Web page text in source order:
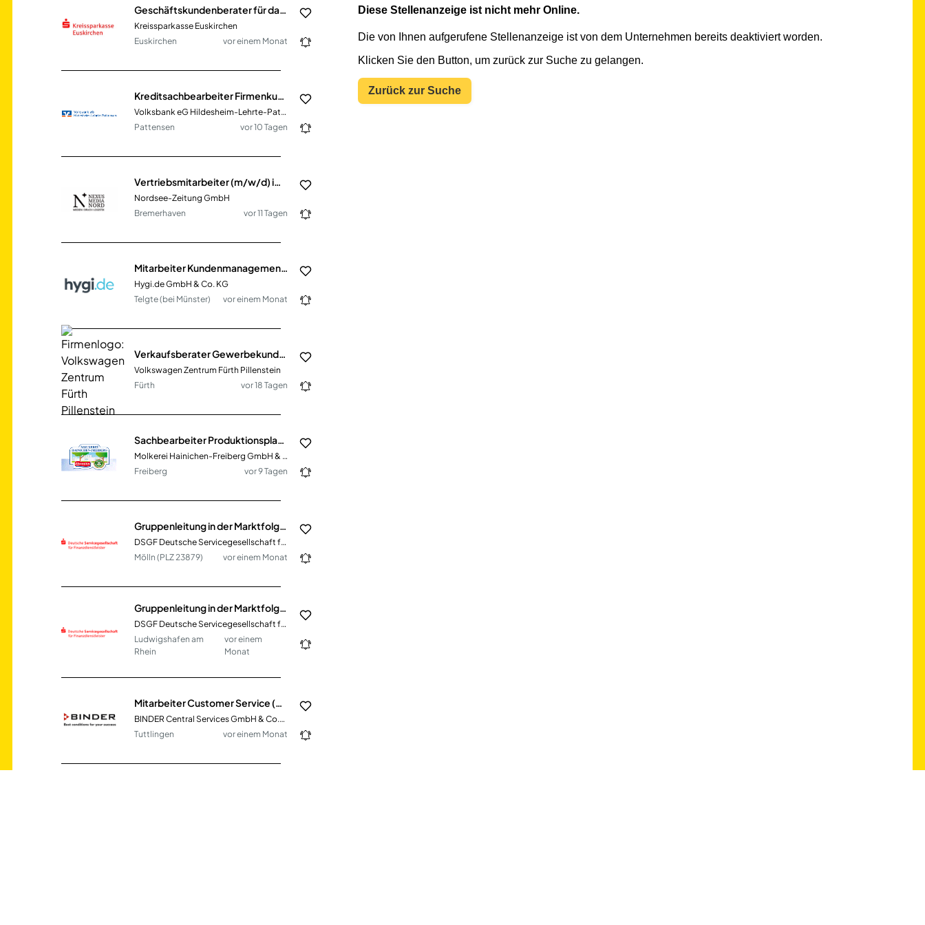
Geschäftskundenberater für das S-BusinessCenter (m/w/d)
Kreissparkasse Euskirchen
Euskirchen
vor einem Monat
Kreditsachbearbeiter Firmenkunden (m/w/d)
Volksbank eG Hildesheim-Lehrte-Pattensen
Pattensen
vor 10 Tagen
Vertriebsmitarbeiter (m/w/d) im B2B-Bereich
Nordsee-Zeitung GmbH
Bremerhaven
vor 11 Tagen
Mitarbeiter Kundenmanagement (m/w/d)
Hygi.de GmbH & Co. KG
Telgte (bei Münster)
vor einem Monat
Verkaufsberater Gewerbekunden (m/w/d)
Volkswagen Zentrum Fürth Pillenstein
Fürth
vor 18 Tagen
Sachbearbeiter Produktionsplanung und -steuerung B2B (m/w/d)
Molkerei Hainichen-Freiberg GmbH & Co. KG
Freiberg
vor 9 Tagen
Gruppenleitung in der Marktfolge Passiv (m/w/d) Vollzeit / Teilzeit
DSGF Deutsche Servicegesellschaft für Finanzdienstleister mbH
Mölln (PLZ 23879)
vor einem Monat
Gruppenleitung in der Marktfolge Passiv (m/w/d) Vollzeit / Teilzeit
DSGF Deutsche Servicegesellschaft für Finanzdienstleister mbH
Ludwigshafen am
Rhein
vor einem
Monat
Mitarbeiter Customer Service (m/w/d)
BINDER Central Services GmbH & Co.KG
Tuttlingen
vor einem Monat